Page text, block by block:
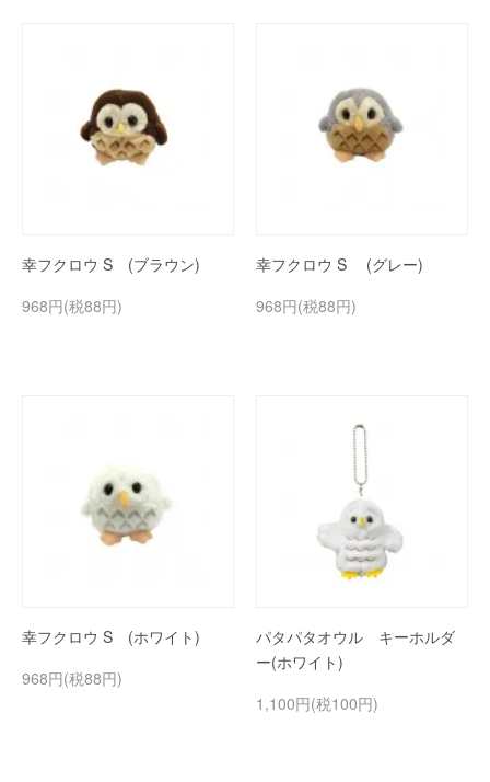
幸フクロウ S (ブラウン)
968円(税88円)
幸フクロウ S (グレー)
968円(税88円)
幸フクロウ S (ホワイト)
968円(税88円)
パタパタオウル キーホルダ
ー(ホワイト)
1,100円(税100円)